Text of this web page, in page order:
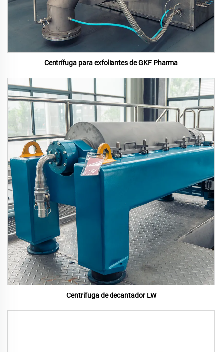
Centrífuga para exfoliantes de GKF Pharma
Centrífuga de decantador LW